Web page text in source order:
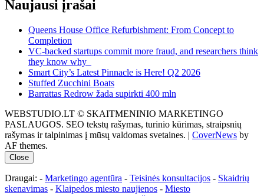
Naujausi įrašai
Queens House Office Refurbishment: From Concept to
Completion
VC-backed startups commit more fraud, and researchers think
they know why
Smart City’s Latest Pinnacle is Here! Q2 2026
Stuffed Zucchini Boats
Barrattas Redrow žada supirkti 400 mln
WEBSTUDIO.LT © SKAITMENINIO MARKETINGO
PASLAUGOS. SEO tekstų rašymas, turinio kūrimas, straipsnių
rašymas ir talpinimas į mūsų valdomas svetaines. | CoverNews by
AF themes.
Close
Draugai: - Marketingo agentūra - Teisinės konsultacijos - Skaidrių
skenavimas - Klaipedos miesto naujienos - Miesto